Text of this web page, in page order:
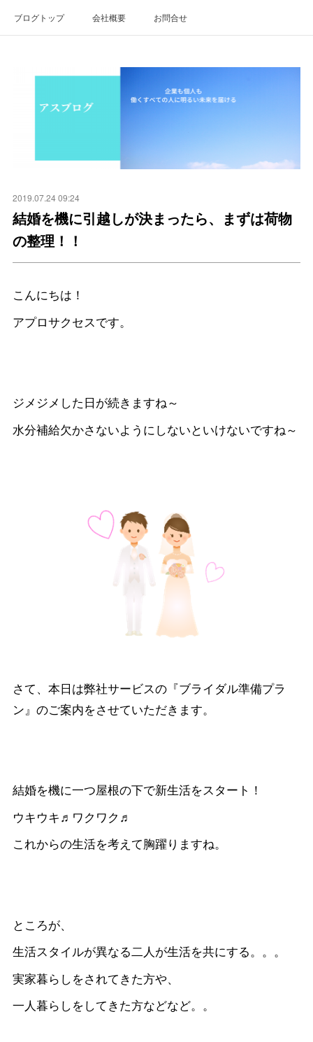
ブログトップ 会社概要 お問合せ
2019.07.24 09:24
結婚を機に引越しが決まったら、まずは荷物
の整理！！
こんにちは！
アプロサクセスです。
ジメジメした日が続きますね～
水分補給欠かさないようにしないといけないですね～
さて、本日は弊社サービスの『ブライダル準備プラ
ン』のご案内をさせていただきます。
結婚を機に一つ屋根の下で新生活をスタート！
ウキウキ♬ワクワク♬
これからの生活を考えて胸躍りますね。
ところが、
生活スタイルが異なる二人が生活を共にする。。。
実家暮らしをされてきた方や、
一人暮らしをしてきた方などなど。。